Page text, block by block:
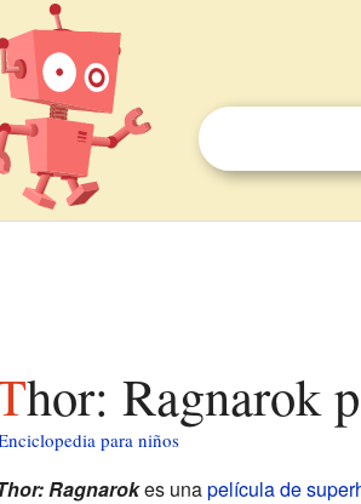
Thor: Ragnarok
para niños
Ragnarokes unapelícula de